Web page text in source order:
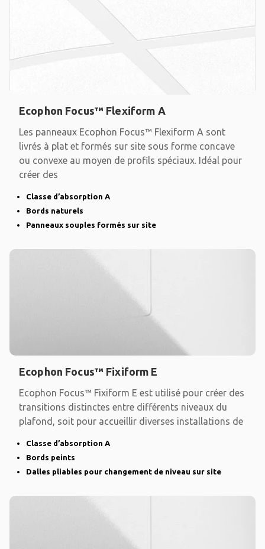
Ecophon Focus™ Flexiform A
Les panneaux Ecophon Focus™ Flexiform A sont
livrés à plat et formés sur site sous forme concave
ou convexe au moyen de profils spéciaux. Idéal pour
créer des
Classe d’absorption A
Bords naturels
Panneaux souples formés sur site
Ecophon Focus™ Fixiform E
Ecophon Focus™ Fixiform E est utilisé pour créer des
transitions distinctes entre différents niveaux du
plafond, soit pour accueillir diverses installations de
Classe d’absorption A
Bords peints
Dalles pliables pour changement de niveau sur site